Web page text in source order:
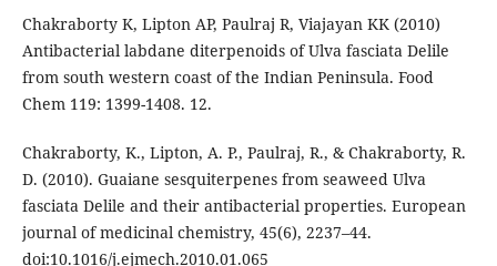
Chakraborty K, Lipton AP, Paulraj R, Viajayan KK (2010)
Antibacterial labdane diterpenoids of Ulva fasciata Delile
from south western coast of the Indian Peninsula. Food
Chem 119: 1399-1408. 12.
Chakraborty, K., Lipton, A. P., Paulraj, R., & Chakraborty, R.
D. (2010). Guaiane sesquiterpenes from seaweed Ulva
fasciata Delile and their antibacterial properties. European
journal of medicinal chemistry, 45(6), 2237–44.
doi:10.1016/j.ejmech.2010.01.065